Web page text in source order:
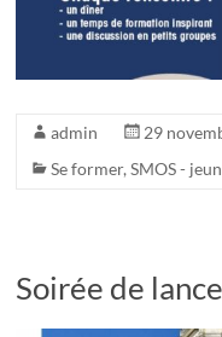
admin
29
Se former,SMOS -
Soirée de